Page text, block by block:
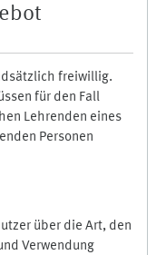
freiwillig.
für den Fall
Lehrenden eines
Personen
über die Art, den
Verwendung